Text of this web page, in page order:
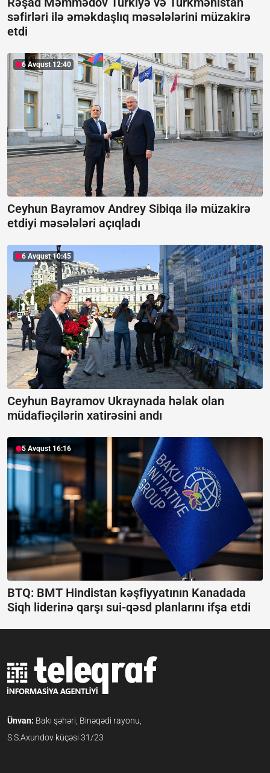
səfirləri ilə əməkdaşlıq məsələlərini müzakirə
etdi
6 Avqust 12:40
Ceyhun Bayramov Andrey Sibiqa ilə müzakirə
etdiyi məsələləri açıqladı
6 Avqust 10:45
Ceyhun Bayramov Ukraynada həlak olan
müdafiəçilərin xatirəsini andı
5 Avqust 16:16
BTQ: BMT Hindistan kəşfiyyatının Kanadada
Siqh liderinə qarşı sui-qəsd planlarını ifşa etdi
Ünvan: Bakı şəhəri, Binəqədi rayonu,
S.S.Axundov küçəsi 31/23